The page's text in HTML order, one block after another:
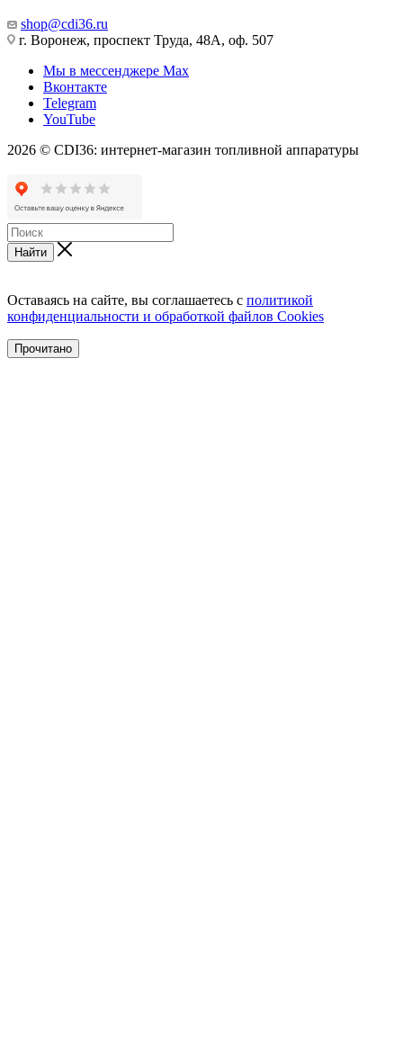
shop@cdi36.ru
г. Воронеж, проспект Труда, 48А, оф. 507
Мы в мессенджере Max
Вконтакте
Telegram
YouTube
2026 © CDI36: интернет-магазин топливной аппаратуры
Найти
Оставаясь на сайте, вы соглашаетесь с политикой
конфиденциальности и обработкой файлов Cookies
Прочитано